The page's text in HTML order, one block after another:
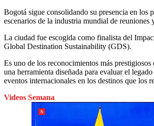
Bogotá sigue consolidando su presencia en los
escenarios de la industria mundial de reuniones
La ciudad fue escogida como finalista del
Global Destination Sustainability (GDS).
Es uno de los reconocimientos más prestigiosos
una herramienta diseñada para evaluar el
eventos internacionales en los destinos que los
Videos Semana